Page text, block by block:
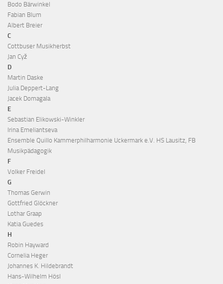
Bodo Bärwinkel
Fabian Blum
Albert Breier
C
Cottbuser Musikherbst
Jan Cyž
D
Martin Daske
Julia Deppert-Lang
Jacek Domagala
E
Sebastian Elikowski-Winkler
Irina Emeliantseva
Ensemble Quillo Kammerphilharmonie Uckermark e.V. HS Lausitz, FB
Musikpädagogik
F
Volker Freidel
G
Thomas Gerwin
Gottfried Glöckner
Lothar Graap
Katia Guedes
H
Robin Hayward
Cornelia Heger
Johannes K. Hildebrandt
Hans-Wilhelm Hösl